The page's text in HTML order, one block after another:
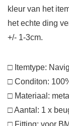
kleur van het
het echte ding
+/- 1-3cm.
□ Itemtype:
□ Conditon:
□ Materiaal:
□ Aantal: 1 x